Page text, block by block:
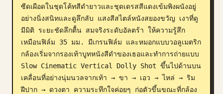
ซีดเผือดในชุดโค้ทสีดำยาวและชุดเดรสสีแดงเข้มพิงผนังอยู่
อย่างนิ่งสนิทและดูลึกลับ แสงสีสไตล์หนังสยองขวัญ เงาที่ดู
มีมิติ ระยะชัดลึกตื้น สมจริงระดับอัลตร้า ให้ความรู้สึก
เหมือนฟิล์ม 35 มม. มีเกรนฟิล์ม และหมอกแบบวอลูเมตริก
กล้องเริ่มจากรองเท้าบูทหนังสีดำของเธอและทำการถ่ายแบบ
Slow Cinematic Vertical Dolly Shot ขึ้นไปด้านบน
เคลื่อนที่อย่างนุ่มนวลจากเท้า → ขา → เอว → ไหล่ → ริม
ฝีปาก → ดวงตา ความระทึกใจค่อยๆ ก่อตัวขึ้นขณะที่กล้อง